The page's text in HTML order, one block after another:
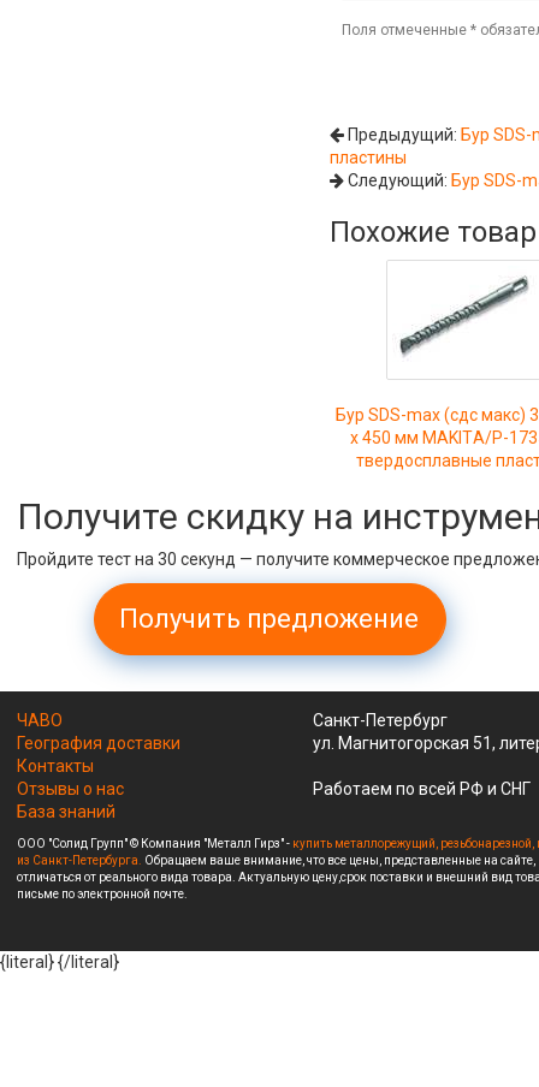
Поля отмеченные*
Предыдущий: Бур
пластины
Следующий: Бур SDS-
Похожие
Бур SDS-max (сдс макс)
х 450 мм MAKITА/P-
твердосплавные
Получите скидку на
Пройдите тест на 30 секунд — получите коммерческое
Получить предложение
ЧАВО
География доставки
Контакты
Отзывы о нас
База знаний
Санкт-Петербург
ул. Магнитогорская 51,
Работаем по всей РФ и СНГ
ООО "Солид Групп" © Компания "Металл Гирз" - купить металлорежущий,
из Санкт-Петербурга. Обращаем ваше внимание, что все цены, представленные на
отличаться от реального вида товара. Актуальную цену,срок поставки и внешний вид
письме по электронной почте.
{literal}{/literal}